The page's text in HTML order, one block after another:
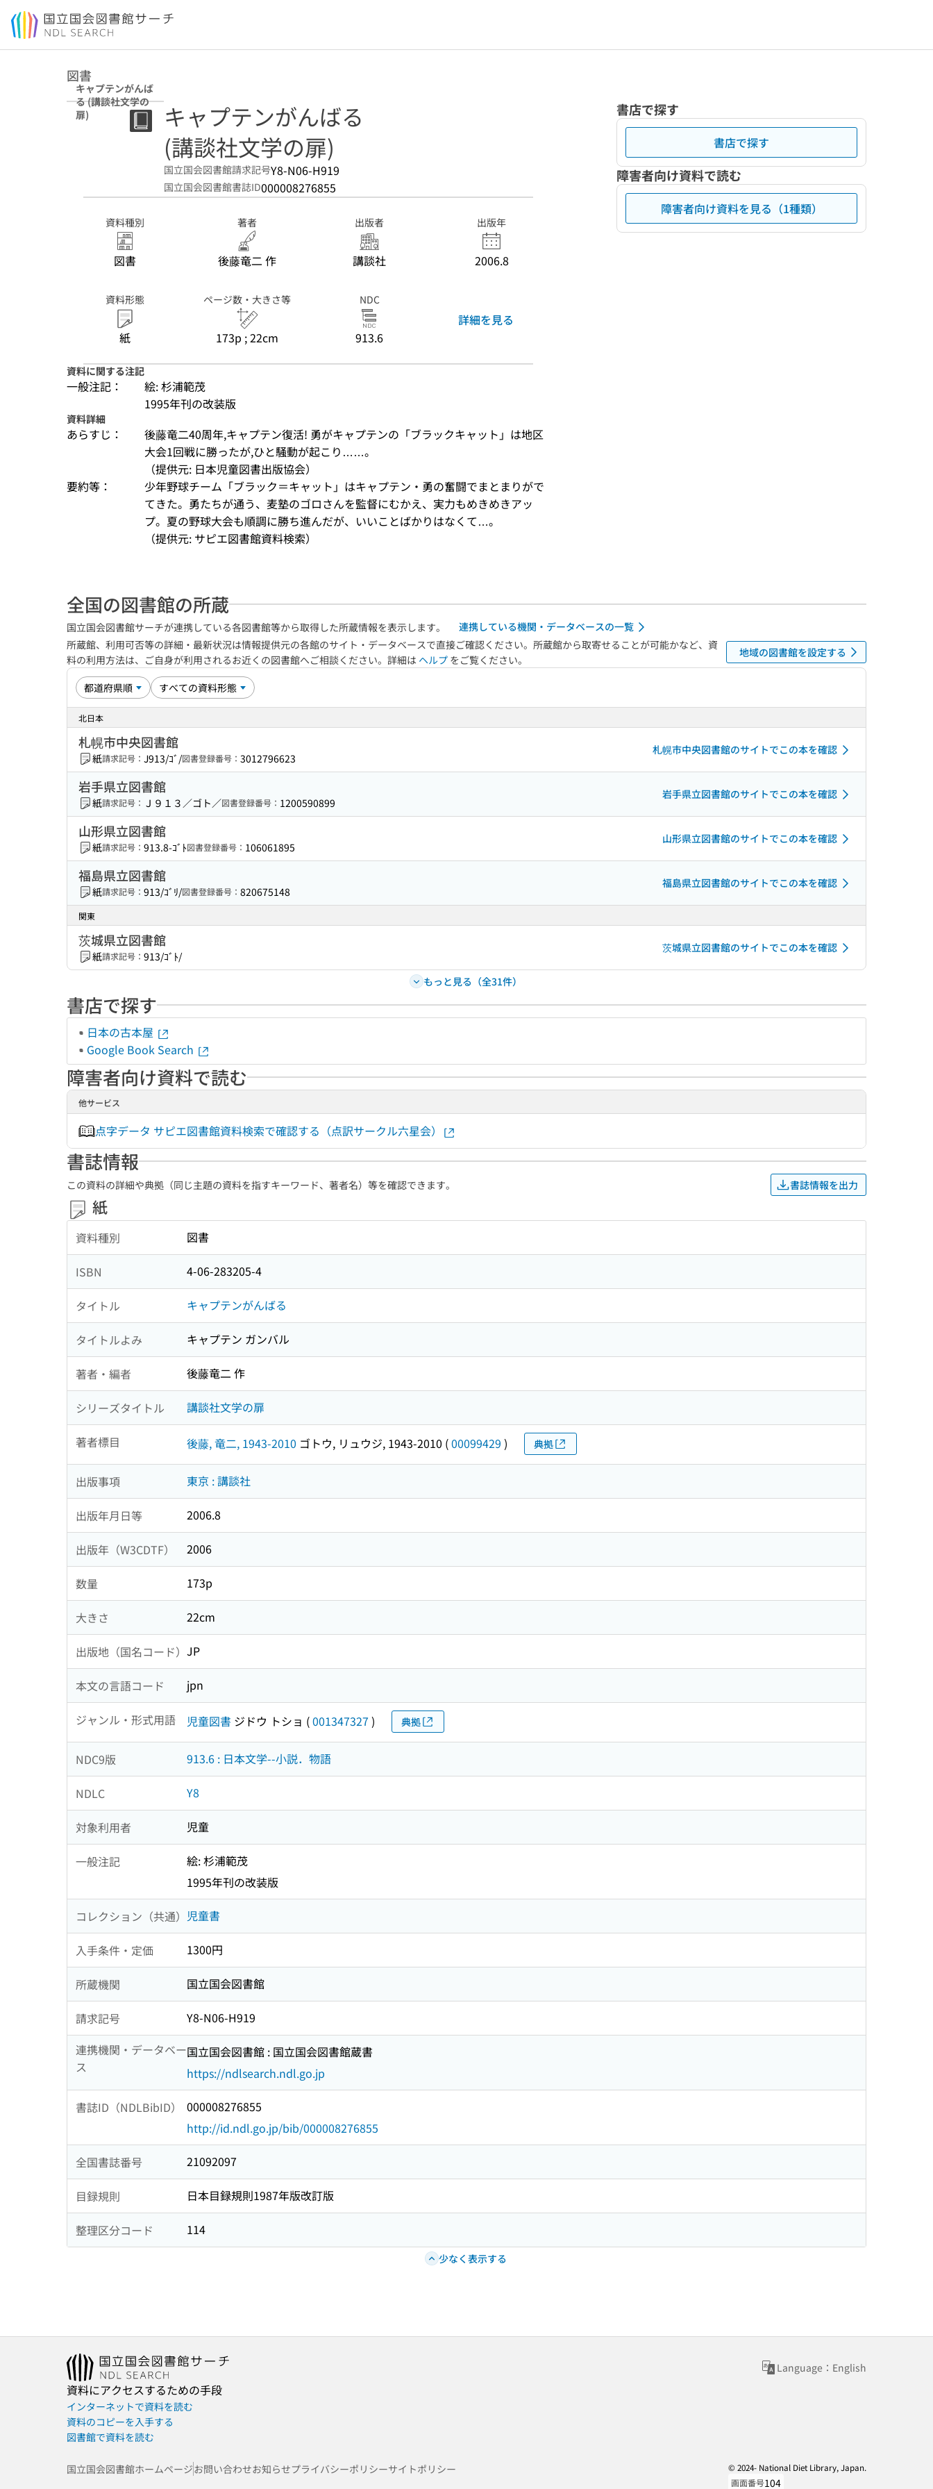
本文へ移動
図書
キャプテンがんば
る (講談社文学の
扉)
キャプテンがんばる
(講談社文学の扉)
国立国会図書館請求記号Y8-N06-H919
国立国会図書館書誌ID000008276855
資料種別
図書
著者
後藤竜二 作
出版者
講談社
出版年
2006.8
資料形態
紙
ページ数・大きさ等
173p ; 22cm
NDC
913.6
詳細を見る
資料に関する注記
一般注記：
絵: 杉浦範茂
1995年刊の改装版
資料詳細
あらすじ：
後藤竜二40周年,キャプテン復活! 勇がキャプテンの「ブラックキャット」は地区
大会1回戦に勝ったが,ひと騒動が起こり……。
（提供元: 日本児童図書出版協会）
要約等：
少年野球チーム「ブラック＝キャット」はキャプテン・勇の奮闘でまとまりがで
てきた。勇たちが通う、麦塾のゴロさんを監督にむかえ、実力もめきめきアッ
プ。夏の野球大会も順調に勝ち進んだが、いいことばかりはなくて…。
（提供元: サピエ図書館資料検索）
書店で探す
書店で探す
障害者向け資料で読む
障害者向け資料を見る（1種類）
全国の図書館の所蔵
国立国会図書館サーチが連携している各図書館等から取得した所蔵情報を表示します。
連携している機関・データベースの一覧
所蔵館、利用可否等の詳細・最新状況は情報提供元の各館のサイト・データベースで直接ご確認ください。所蔵館から取寄せることが可能かなど、資
料の利用方法は、ご自身が利用されるお近くの図書館へご相談ください。詳細は ヘルプ をご覧ください。
地域の図書館を設定する
北日本
札幌市中央図書館
紙請求記号： J913/ｺﾞ/図書登録番号： 3012796623
札幌市中央図書館のサイトでこの本を確認
岩手県立図書館
紙請求記号： Ｊ９１３／ゴト／図書登録番号： 1200590899
岩手県立図書館のサイトでこの本を確認
山形県立図書館
紙請求記号： 913.8-ｺﾞﾄ図書登録番号： 106061895
山形県立図書館のサイトでこの本を確認
福島県立図書館
紙請求記号： 913/ｺﾞﾘ/図書登録番号： 820675148
福島県立図書館のサイトでこの本を確認
関東
茨城県立図書館
紙請求記号： 913/ｺﾞﾄ/
茨城県立図書館のサイトでこの本を確認
もっと見る（全31件）
書店で探す
日本の古本屋
Google Book Search
障害者向け資料で読む
他サービス
点字データ サピエ図書館資料検索で確認する（点訳サークル六星会）
書誌情報
この資料の詳細や典拠（同じ主題の資料を指すキーワード、著者名）等を確認できます。 書誌情報を出力
紙
資料種別 図書
ISBN 4-06-283205-4
タイトル キャプテンがんばる
タイトルよみ キャプテン ガンバル
著者・編者 後藤竜二 作
シリーズタイトル 講談社文学の扉
著者標目 後藤, 竜二, 1943-2010 ゴトウ, リュウジ, 1943-2010 (00099429 ) 典拠
出版事項 東京 : 講談社
出版年月日等 2006.8
出版年（W3CDTF） 2006
数量 173p
大きさ 22cm
出版地（国名コード） JP
本文の言語コード jpn
ジャンル・形式用語 児童図書 ジドウ トショ (001347327 ) 典拠
NDC9版 913.6 : 日本文学--小説．物語
NDLC Y8
対象利用者 児童
一般注記
絵: 杉浦範茂
1995年刊の改装版
コレクション（共通） 児童書
入手条件・定価 1300円
所蔵機関 国立国会図書館
請求記号
Y8-N06-H919
連携機関・データベー
ス
国立国会図書館 : 国立国会図書館蔵書
https://ndlsearch.ndl.go.jp
書誌ID（NDLBibID）
000008276855
http://id.ndl.go.jp/bib/000008276855
全国書誌番号 21092097
目録規則 日本目録規則1987年版改訂版
整理区分コード 114
少なく表示する
Language：English
資料にアクセスするための手段
インターネットで資料を読む
資料のコピーを入手する
図書館で資料を読む
国立国会図書館ホームページお問い合わせお知らせプライバシーポリシーサイトポリシー
© 2024- National Diet Library, Japan.
画面番号104